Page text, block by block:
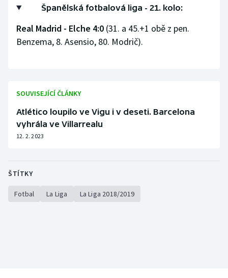
Lyže a snowboard
Motorsport
Olympijské hry
Parasport
Španělská fotbalová liga - 21. kolo:
Real Madrid - Elche 4:0 (31. a 45.+1 obě z pen.
Benzema, 8. Asensio, 80. Modrič).
SOUVISEJÍCÍ ČLÁNKY
Atlético loupilo ve Vigu i v deseti. Barcelona
vyhrála ve Villarrealu
12. 2. 2023
ŠTÍTKY
Fotbal La Liga La Liga 2018/2019